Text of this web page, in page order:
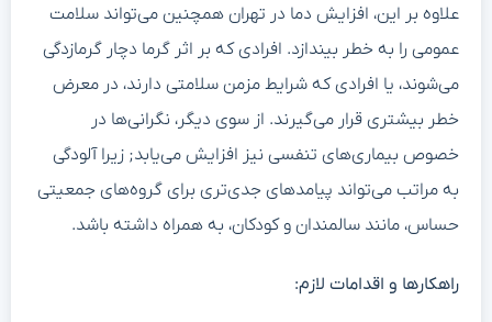
علاوه بر این، افزایش دما در تهران همچنین می‌تواند سلامت
عمومی را به خطر بیندازد. افرادی که بر اثر گرما دچار گرمازدگی
می‌شوند، یا افرادی که شرایط مزمن سلامتی دارند، در معرض
خطر بیشتری قرار می‌گیرند. از سوی دیگر، نگرانی‌ها در
خصوص بیماری‌های تنفسی نیز افزایش می‌یابد; زیرا آلودگی
به مراتب می‌تواند پیامدهای جدی‌تری برای گروه‌های جمعیتی
حساس، مانند سالمندان و کودکان، به همراه داشته باشد.
راهکارها و اقدامات لازم: